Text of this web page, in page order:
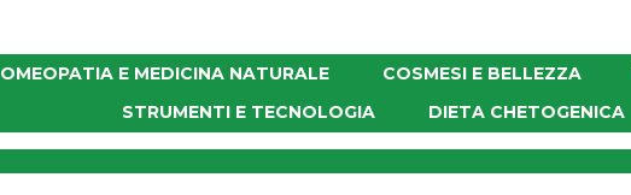
OMEOPATIA E MEDICINA NATURALE COSMESI E BELLEZZA
STRUMENTI E TECNOLOGIA
DIETA CHETOGENICA